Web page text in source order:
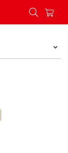
- Konzum